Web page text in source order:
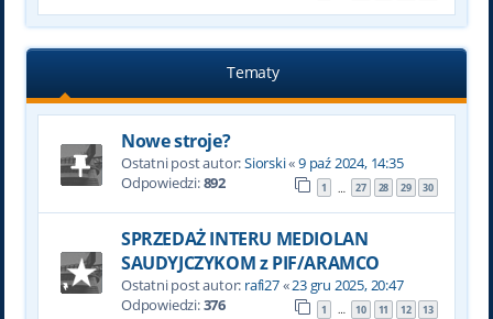
Tematy
Nowe stroje?
Ostatni post autor:Siorski«9 paź 2024, 14:35
Odpowiedzi:892 1 … 27 28 29 30
SPRZEDAŻ INTERU MEDIOLAN
SAUDYJCZYKOM z PIF/ARAMCO
Ostatni post autor: rafi27«23 gru 2025, 20:47
Odpowiedzi:376 1 … 10 11 12 13